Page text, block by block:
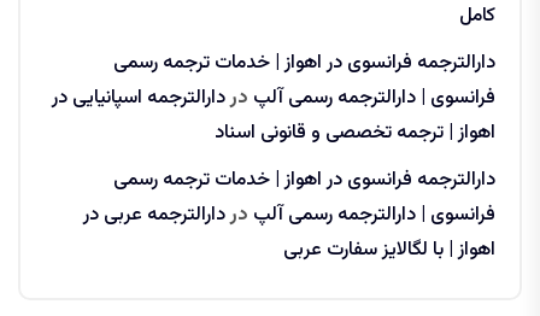
کامل
دارالترجمه فرانسوی در اهواز | خدمات ترجمه رسمی
فرانسوی | دارالترجمه رسمی آلپ دردارالترجمه اسپانیایی در
اهواز | ترجمه تخصصی و قانونی اسناد
دارالترجمه فرانسوی در اهواز | خدمات ترجمه رسمی
فرانسوی | دارالترجمه رسمی آلپ دردارالترجمه عربی در
اهواز | با لگالایز سفارت عربی